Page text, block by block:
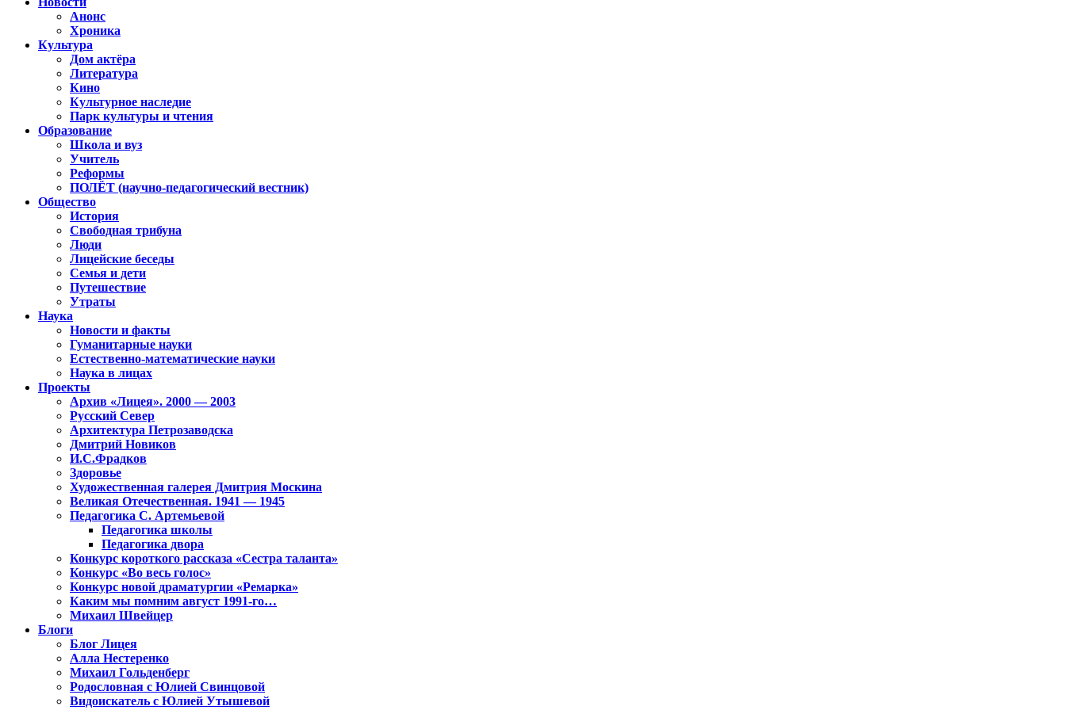
Анонс
Хроника
Культура
Дом актёра
Литература
Кино
Культурное наследие
Парк культуры и чтения
Образование
Школа и вуз
Учитель
Реформы
ПОЛЁТ (научно-педагогический вестник)
Общество
История
Свободная трибуна
Люди
Лицейские беседы
Семья и дети
Путешествие
Утраты
Наука
Новости и факты
Гуманитарные науки
Естественно-математические науки
Наука в лицах
Проекты
Архив «Лицея». 2000 — 2003
Русский Север
Архитектура Петрозаводска
Дмитрий Новиков
И.С.Фрадков
Здоровье
Художественная галерея Дмитрия Москина
Великая Отечественная. 1941 — 1945
Педагогика С. Артемьевой
Педагогика школы
Педагогика двора
Конкурс короткого рассказа «Сестра таланта»
Конкурс «Во весь голос»
Конкурс новой драматургии «Ремарка»
Каким мы помним август 1991-го…
Михаил Швейцер
Блоги
Блог Лицея
Алла Нестеренко
Михаил Гольденберг
Родословная с Юлией Свинцовой
Видоискатель с Юлией Утышевой